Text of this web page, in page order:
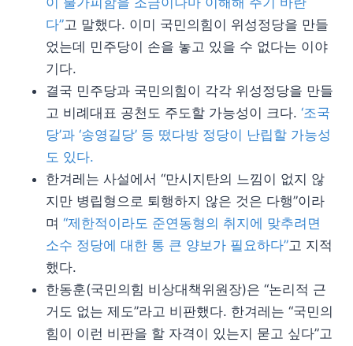
다”고 말했다. 이미 국민의힘이 위성정당을 만들
었는데 민주당이 손을 놓고 있을 수 없다는 이야
기다.
결국 민주당과 국민의힘이 각각 위성정당을 만들
고 비례대표 공천도 주도할 가능성이 크다. ‘조국
당’과 ‘송영길당’ 등 떴다방 정당이 난립할 가능성
도 있다.
한겨레는 사설에서 “만시지탄의 느낌이 없지 않
지만 병립형으로 퇴행하지 않은 것은 다행”이라
며 “제한적이라도 준연동형의 취지에 맞추려면
소수 정당에 대한 통 큰 양보가 필요하다”고 지적
했다.
한동훈(국민의힘 비상대책위원장)은 “논리적 근
거도 없는 제도”라고 비판했다. 한겨레는 “국민의
힘이 이런 비판을 할 자격이 있는지 묻고 싶다”고